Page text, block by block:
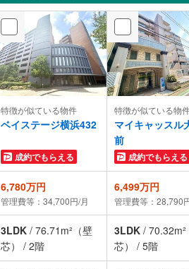
特徴が似ている物件
ベイステージ横浜432
成約でもらえる
特徴が似ている物
マイキャッスル
前
成約でもらえる
6,780万円
管理費等：34,700円/月
6,499万円
管理費等：28,790
3LDK / 76.71m²（壁
芯）
/ 2階
3LDK /
芯）
/ 5階